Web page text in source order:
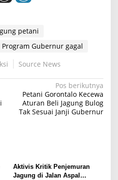
petani
Program Gubernur gagal
Source News
Pos berikutnya
Petani Gorontalo Kecewa
Aturan Beli Jagung Bulog
Tak Sesuai Janji Gubernur
Aktivis Kritik Penjemuran
Jagung di Jalan Aspal